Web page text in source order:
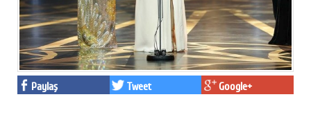
Paylaş Tweet Google+